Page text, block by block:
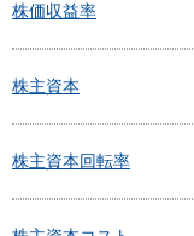
株価収益率
株主資本
株主資本回転率